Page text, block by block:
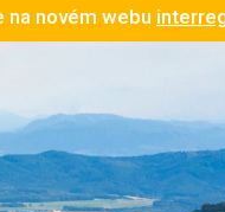
na novém webu